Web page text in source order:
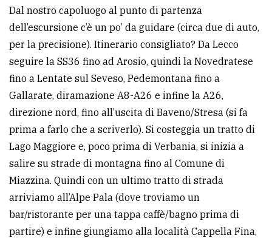
LE
ALTRE
TESTATE
PRIVACY
Cookie
policy
Dal nostro capoluogo al punto di partenza
dell’escursione c’è un po’ da guidare (circa due di auto,
per la precisione). Itinerario consigliato? Da Lecco
seguire la SS36 fino ad Arosio, quindi la Novedratese
fino a Lentate sul Seveso, Pedemontana fino a
Gallarate, diramazione A8-A26 e infine la A26,
direzione nord, fino all’uscita di Baveno/Stresa (si fa
prima a farlo che a scriverlo). Si costeggia un tratto di
Lago Maggiore e, poco prima di Verbania, si inizia a
salire su strade di montagna fino al Comune di
Miazzina. Quindi con un ultimo tratto di strada
arriviamo all’Alpe Pala (dove troviamo un
bar/ristorante per una tappa caffè/bagno prima di
partire) e infine giungiamo alla località Cappella Fina,